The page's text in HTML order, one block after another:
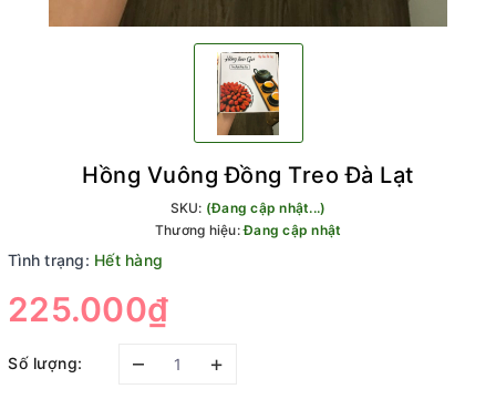
Hồng Vuông Đồng Treo Đà Lạt
SKU: (Đang cập nhật...)
Thương hiệu:Đang cập nhật
Tình trạng: Hết hàng
225.000₫
Số lượng: – +